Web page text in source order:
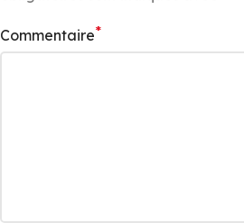
Commentaire*